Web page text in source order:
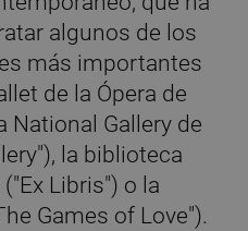
algunos de los
más importantes
de la Ópera de
National Gallery de
la biblioteca
Libris") o la
Games of Love").